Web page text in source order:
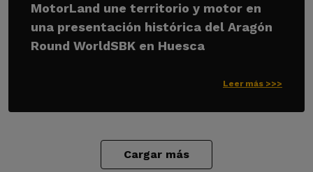
MotorLand une territorio y motor en
una presentación histórica del Aragón
Round WorldSBK en Huesca
Leer más >>>
Cargar más